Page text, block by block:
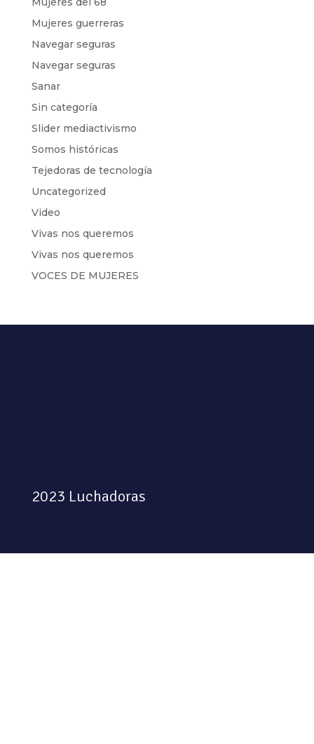
Mujeres guerreras
Navegar seguras
Navegar seguras
Sanar
Sin categoría
Slider mediactivismo
Somos históricas
Tejedoras de tecnología
Uncategorized
Video
Vivas nos queremos
Vivas nos queremos
VOCES DE MUJERES
2023 Luchadoras